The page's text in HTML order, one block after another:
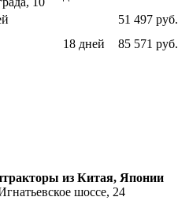
51 497 руб.
18 дней 85 571 руб.
из Китая, Японии
шоссе, 24